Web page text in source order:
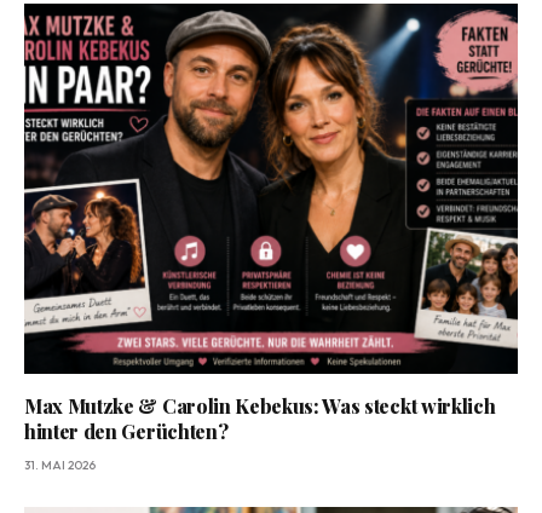
Max Mutzke & Carolin Kebekus: Was steckt wirklich
hinter den Gerüchten?
31. MAI 2026